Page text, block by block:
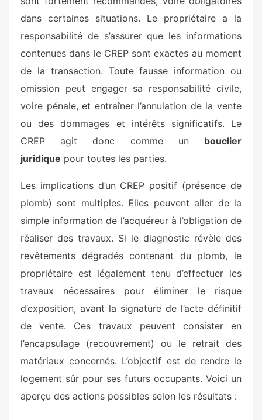
dans certaines situations. Le propriétaire a la
responsabilité de s’assurer que les informations
contenues dans le CREP sont exactes au moment
de la transaction. Toute fausse information ou
omission peut engager sa responsabilité civile,
voire pénale, et entraîner l’annulation de la vente
ou des dommages et intérêts significatifs. Le
CREP agit donc comme un bouclier
juridique pour toutes les parties.
Les implications d’un CREP positif (présence de
plomb) sont multiples. Elles peuvent aller de la
simple information de l’acquéreur à l’obligation de
réaliser des travaux. Si le diagnostic révèle des
revêtements dégradés contenant du plomb, le
propriétaire est légalement tenu d’effectuer les
travaux nécessaires pour éliminer le risque
d’exposition, avant la signature de l’acte définitif
de vente. Ces travaux peuvent consister en
l’encapsulage (recouvrement) ou le retrait des
matériaux concernés. L’objectif est de rendre le
logement sûr pour ses futurs occupants. Voici un
aperçu des actions possibles selon les résultats :